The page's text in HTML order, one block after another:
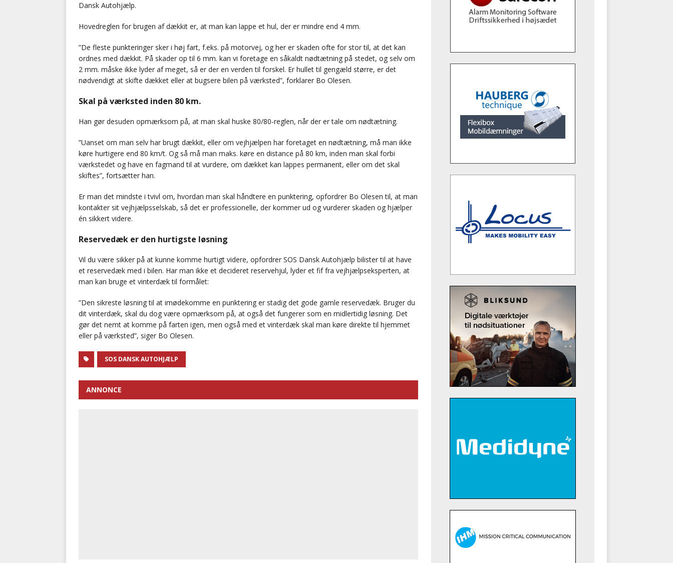
Dansk Autohjælp.
Hovedreglen for brugen af dækkit er, at man kan lappe et hul, der er mindre end 4 mm.
”De fleste punkteringer sker i høj fart, f.eks. på motorvej, og her er skaden ofte for stor til, at det kan
ordnes med dækkit. På skader op til 6 mm. kan vi foretage en såkaldt nødtætning på stedet, og selv om
2 mm. måske ikke lyder af meget, så er der en verden til forskel. Er hullet til gengæld større, er det
nødvendigt at skifte dækket eller at bugsere bilen på værksted”, forklarer Bo Olesen.
Skal på værksted inden 80 km.
Han gør desuden opmærksom på, at man skal huske 80/80-reglen, når der er tale om nødtætning.
”Uanset om man selv har brugt dækkit, eller om vejhjælpen har foretaget en nødtætning, må man ikke
køre hurtigere end 80 km/t. Og så må man maks. køre en distance på 80 km, inden man skal forbi
værkstedet og have en fagmand til at vurdere, om dækket kan lappes permanent, eller om det skal
skiftes”, fortsætter han.
Er man det mindste i tvivl om, hvordan man skal håndtere en punktering, opfordrer Bo Olesen til, at man
kontakter sit vejhjælpsselskab, så det er professionelle, der kommer ud og vurderer skaden og hjælper
én sikkert videre.
Reservedæk er den hurtigste løsning
Vil du være sikker på at kunne komme hurtigt videre, opfordrer SOS Dansk Autohjælp bilister til at have
et reservedæk med i bilen. Har man ikke et decideret reservehjul, lyder et fif fra vejhjælpseksperten, at
man kan bruge et vinterdæk til formålet:
”Den sikreste løsning til at imødekomme en punktering er stadig det gode gamle reservedæk. Bruger du
dit vinterdæk, skal du dog være opmærksom på, at også det fungerer som en midlertidig løsning. Det
gør det nemt at komme på farten igen, men også med et vinterdæk skal man køre direkte til hjemmet
eller på værksted”, siger Bo Olesen.
SOS DANSK AUTOHJÆLP
ANNONCE